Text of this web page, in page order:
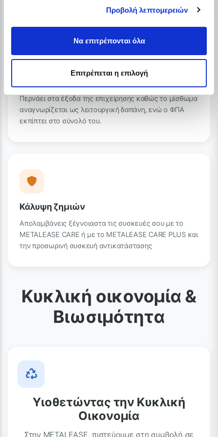
Προβολή λεπτομερειών
Να επιτρέπονται όλα
Επιτρέπεται η επιλογή
Περνάει στα έξοδα της επιχείρησης καθώς το μίσθωμα
αναγνωρίζεται ως λειτουργική δαπάνη, ενώ ο ΦΠΑ
εκπίπτει στο σύνολό του.
Κάλυψη ζημιών
Απολαμβάνεις ξέγνοιαστα τις συσκευές σου με το
METALEASE CARE ή με το METALEASE CARE PLUS και
την προσωρινή συσκευή αντικατάστασης
Κυκλική οικονομία &
Βιωσιμότητα
Υιοθετώντας την Κυκλική
Οικονομία
Στην METALEASE, πιστεύουμε στη συμβολή σε